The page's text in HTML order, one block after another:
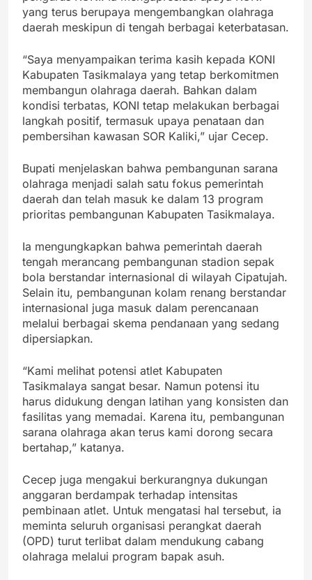
yang terus berupaya mengembangkan olahraga
daerah meskipun di tengah berbagai keterbatasan.
“Saya menyampaikan terima kasih kepada KONI
Kabupaten Tasikmalaya yang tetap berkomitmen
membangun olahraga daerah. Bahkan dalam
kondisi terbatas, KONI tetap melakukan berbagai
langkah positif, termasuk upaya penataan dan
pembersihan kawasan SOR Kaliki,” ujar Cecep.
Bupati menjelaskan bahwa pembangunan sarana
olahraga menjadi salah satu fokus pemerintah
daerah dan telah masuk ke dalam 13 program
prioritas pembangunan Kabupaten Tasikmalaya.
Ia mengungkapkan bahwa pemerintah daerah
tengah merancang pembangunan stadion sepak
bola berstandar internasional di wilayah Cipatujah.
Selain itu, pembangunan kolam renang berstandar
internasional juga masuk dalam perencanaan
melalui berbagai skema pendanaan yang sedang
dipersiapkan.
“Kami melihat potensi atlet Kabupaten
Tasikmalaya sangat besar. Namun potensi itu
harus didukung dengan latihan yang konsisten dan
fasilitas yang memadai. Karena itu, pembangunan
sarana olahraga akan terus kami dorong secara
bertahap,” katanya.
Cecep juga mengakui berkurangnya dukungan
anggaran berdampak terhadap intensitas
pembinaan atlet. Untuk mengatasi hal tersebut, ia
meminta seluruh organisasi perangkat daerah
(OPD) turut terlibat dalam mendukung cabang
olahraga melalui program bapak asuh.